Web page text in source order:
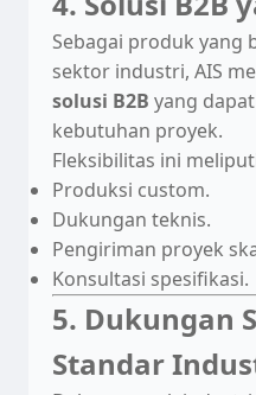
Sebagai produk yang
sektor industri, AIS
solusi B2B yang
kebutuhan proyek.
Fleksibilitas ini
Produksi custom.
Dukungan teknis.
Pengiriman proyek
Konsultasi spesifikasi.
5. Dukungan
Standar